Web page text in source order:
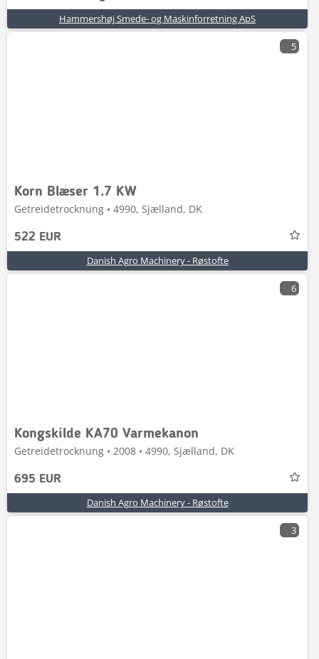
Hammershøj Smede- og Maskinforretning ApS
5
Korn Blæser 1.7 KW
Getreidetrocknung • 4990, Sjælland, DK
522 EUR
Danish Agro Machinery - Røstofte
6
Kongskilde KA70 Varmekanon
Getreidetrocknung • 2008 • 4990, Sjælland, DK
695 EUR
Danish Agro Machinery - Røstofte
3